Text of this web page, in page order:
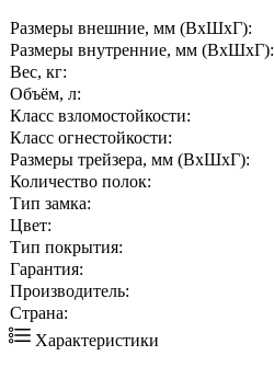
Размеры внешние, мм (ВхШхГ):
Размеры внутренние, мм (ВхШхГ):
Вес, кг:
Объём, л:
Класс взломостойкости:
Класс огнестойкости:
Размеры трейзера, мм (ВхШхГ):
Количество полок:
Тип замка:
Цвет:
Тип покрытия:
Гарантия:
Производитель:
Страна:
Характеристики